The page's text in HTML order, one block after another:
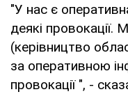
"У нас є
деякі провокації.
(керівництво
за оперативною
провокації ", -